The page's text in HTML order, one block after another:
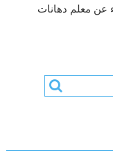
عن معلم دهانات